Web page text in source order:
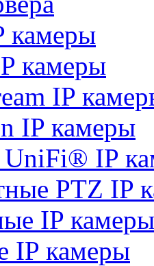
камеры
камеры
IP
IP камеры
IP
PTZ IP
IP камеры
IP камеры